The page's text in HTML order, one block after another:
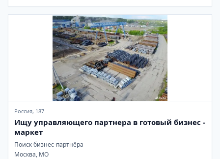
Россия, 187
Ищу управляющего партнера в готовый бизнес -
маркет
Поиск бизнес-партнёра
Москва, МО